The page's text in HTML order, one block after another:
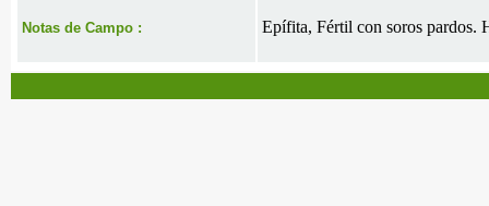
Notas de Campo : Epífita, Fértil con soros pardos.